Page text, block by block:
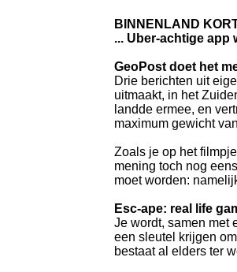
BINNENLAND
... Uber-achtige app
GeoPost doet het
Drie berichten uit
uitmaakt, in het
landde ermee, en
maximum gewicht
Zoals je op het
mening toch nog
moet worden:
Esc-ape: real life
Je wordt, samen met
een sleutel krijgen
bestaat al elders ter